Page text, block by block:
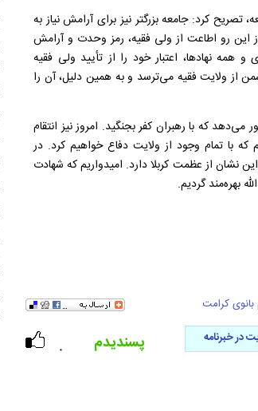
کرد: جامعه بزرگتر نیز برای آرامش نیاز به
این رو اطاعت از ولی فقیه، رمز وحدت و آرامش
نهادها، اعتبار خود را از تأیید ولی فقیه
از ولایت فقیه می‌ترسد و به همین دلیل، آن را
که با رهبران کفر بجنگید. امروز نیز انتقام
با تمام وجود از ولایت دفاع خواهیم کرد. در
نشان از عظمت کربلا دارد. امیدواریم که شهادت
بهره‌مند گردیم.
کرامت
در خبرنامه
۰ پسندیدم